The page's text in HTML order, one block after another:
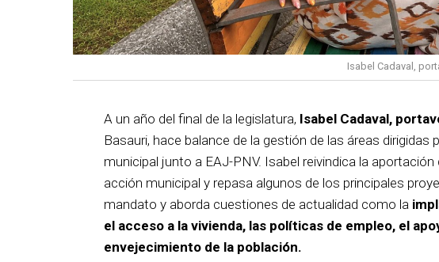
Isabel Cadaval,
A un año del final de la legislatura, Isabel Cadaval,
Basauri, hace balance de la gestión de las áreas dirigidas
municipal junto a EAJ-PNV. Isabel reivindica la
acción municipal y repasa algunos de los principales
mandato y aborda cuestiones de actualidad como la
el acceso a la vivienda, las políticas de empleo, el
envejecimiento de la población.